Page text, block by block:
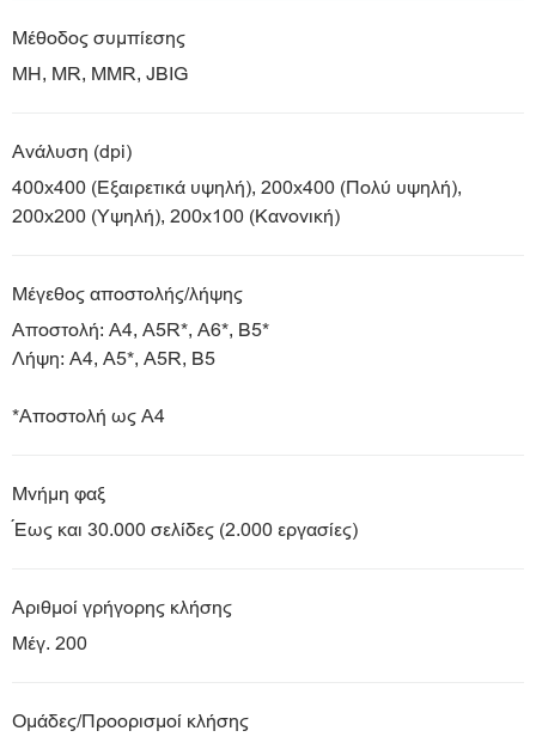
Μέθοδος συμπίεσης
MH, MR, MMR, JBIG
Ανάλυση (dpi)
400x400 (Εξαιρετικά υψηλή), 200x400 (Πολύ υψηλή),
200x200 (Υψηλή), 200x100 (Κανονική)
Μέγεθος αποστολής/λήψης
Αποστολή: A4, A5R*, A6*, B5*
Λήψη: A4, A5*, A5R, B5
*Αποστολή ως A4
Μνήμη φαξ
Έως και 30.000 σελίδες (2.000 εργασίες)
Αριθμοί γρήγορης κλήσης
Μέγ. 200
Ομάδες/Προορισμοί κλήσης